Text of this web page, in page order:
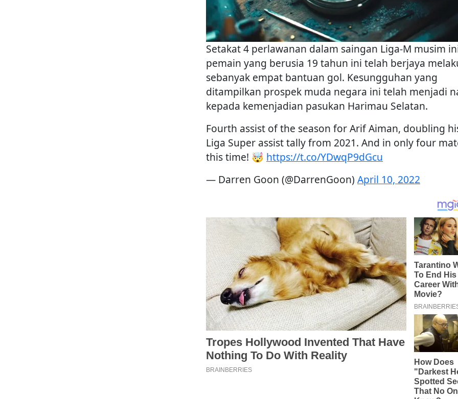
Setakat 4 perlawanan dalam saingan Liga-M musim
pemain yang berusia 19 tahun ini telah berjaya
sebanyak empat bantuan gol. Kesungguhan yang
ditampilkan prospek muda negara ini telah menjadi
kepada kemenjadian pasukan Harimau Selatan.
Fourth assist of the season for Arif Aiman, doubling
Liga Super assist tally from 2021. And in only four
this time! 🤯 https://t.co/YDwqP9dGcu
— Darren Goon (@DarrenGoon) April 10, 2022